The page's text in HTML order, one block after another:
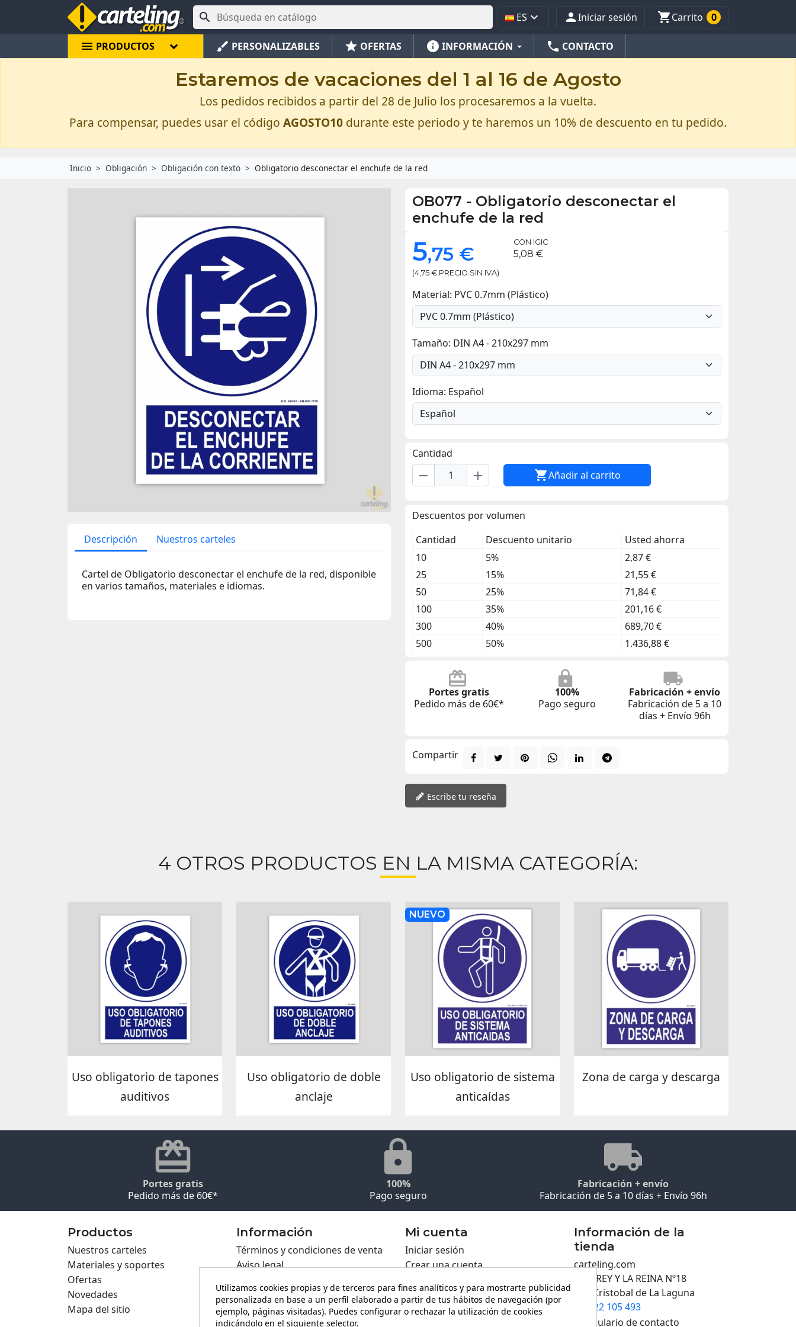
 ES  Iniciar sesión Carrito 0
menu PRODUCTOS brush PERSONALIZABLES star OFERTAS info INFORMACIÓN phone CONTACTO
Estaremos de vacaciones del 1 al 16 de Agosto
Los pedidos recibidos a partir del 28 de Julio los procesaremos a la vuelta.
Para compensar, puedes usar el código AGOSTO10 durante este periodo y te haremos un 10% de descuento en tu pedido.
Inicio Obligación Obligación con texto Obligatorio desconectar el enchufe de la red
Descripción Nuestros carteles
Cartel de Obligatorio desconectar el enchufe de la red, disponible
en varios tamaños, materiales e idiomas.
OB077 - Obligatorio desconectar el
enchufe de la red
5,75 €
(4,75 € PRECIO SIN IVA)
CON IGIC
5,08 €
Material: PVC 0.7mm (Plástico)
Tamaño: DIN A4 - 210x297 mm
Idioma: Español
Cantidad
remove add Añadir al carrito
Descuentos por volumen
Cantidad
Descuento unitario
Usted ahorra
10
5%
2,87 €
25
15%
21,55 €
50
25%
71,84 €
100
35%
201,16 €
300
40%
689,70 €
500
50% 1.436,88 €
Portes gratis
Pedido más de 60€*
100%
Pago seguro
Fabricación + envío
Fabricación de 5 a 10
días + Envío 96h
Compartir
Escribe tu reseña
4 OTROS PRODUCTOS EN LA MISMA CATEGORÍA:
Uso obligatorio de tapones
auditivos
Uso obligatorio de doble
anclaje
Uso obligatorio de sistema
anticaídas
NUEVO
Zona de carga y descarga
Portes gratis
Pedido más de 60€*
100%
Pago seguro
Fabricación + envío
Fabricación de 5 a 10 días + Envío 96h
Productos
Nuestros carteles
Materiales y soportes
Ofertas
Novedades
Mapa del sitio
Información
Términos y condiciones de venta
Aviso legal
Política de privacidad
Carteling PRO
Formulario de contacto
Mi cuenta
Iniciar sesión
Crear una cuenta
Información de la
tienda
carteling.com
C/EL REY Y LA REINA Nº18
San Cristobal de La Laguna
922 105 493
Formulario de contacto
Utilizamos cookies propias y de terceros para fines analíticos y para mostrarte publicidad
personalizada en base a un perfil elaborado a partir de tus hábitos de navegación (por
ejemplo, páginas visitadas). Puedes configurar o rechazar la utilización de cookies
indicándolo en el siguiente selector.